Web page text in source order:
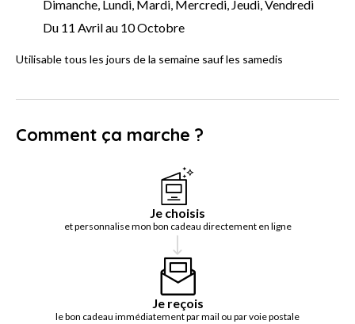
Dimanche, Lundi, Mardi, Mercredi, Jeudi, Vendredi
Du 11 Avril au 10 Octobre
Utilisable tous les jours de la semaine sauf les samedis
Comment ça marche ?
Je choisis
et personnalise mon bon cadeau directement en ligne
Je reçois
le bon cadeau immédiatement par mail ou par voie postale